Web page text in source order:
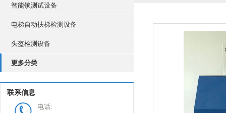
智能锁测试设备
电梯自动扶梯检测设备
头盔检测设备
更多分类
联系信息
电话: